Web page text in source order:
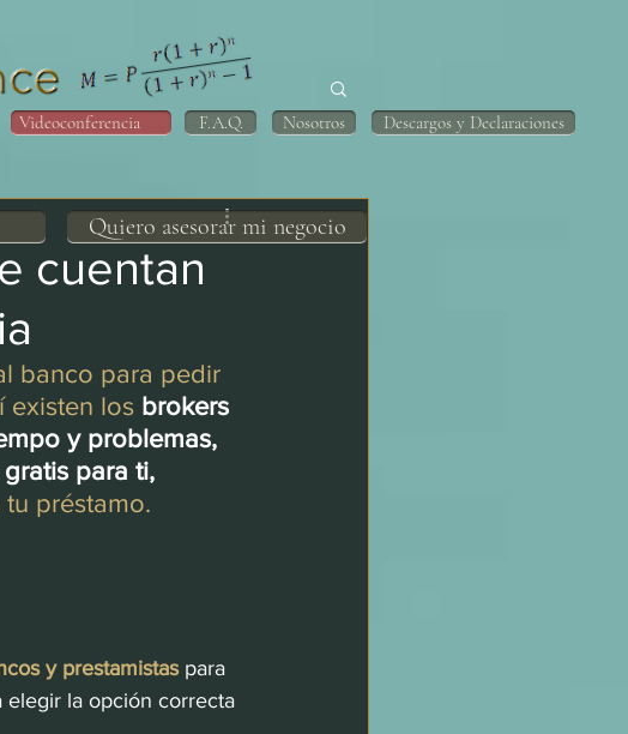
Videoconferencia F.A.Q. Nosotros Descargos y Declaraciones
cuentan
banco para pedir
existen los brokers
y problemas,
para ti,
préstamo.
y prestamistas para
elegir la opción correcta
Quiero asesorar mi negocio